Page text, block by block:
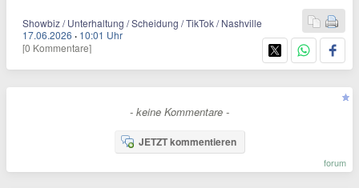
Showbiz / Unterhaltung / Scheidung / TikTok / Nashville
17.06.2026 · 10:01 Uhr
[0 Kommentare]
- keine Kommentare -
JETZT kommentieren
forum